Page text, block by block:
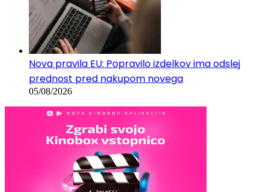
Nova pravila EU: Popravilo izdelkov ima odslej
prednost pred nakupom novega